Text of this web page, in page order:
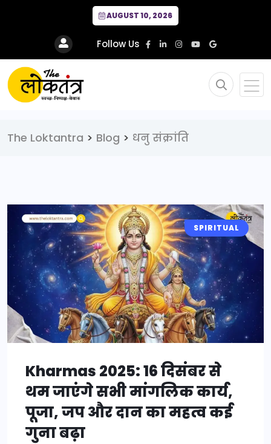
AUGUST 10, 2026
Follow Us
The Loktantra > Blog > धनु संक्रांति
SPIRITUAL
Kharmas 2025: 16 दिसंबर से
थम जाएंगे सभी मांगलिक कार्य,
पूजा, जप और दान का महत्व कई
गुना बढ़ा